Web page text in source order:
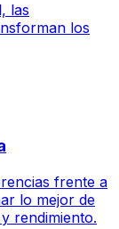
las
los
frente a
lo mejor de
rendimiento.